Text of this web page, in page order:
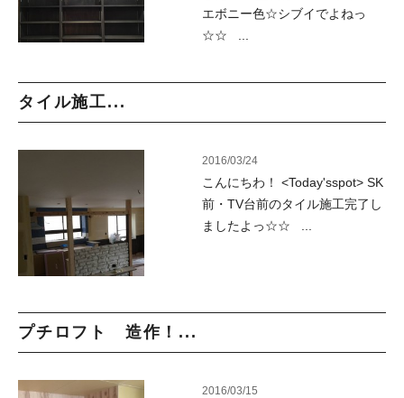
エボニー色☆シブイでよねっ
☆☆ ...
タイル施工...
2016/03/24
こんにちわ！ <Today'sspot> SK
前・TV台前のタイル施工完了し
ましたよっ☆☆ ...
プチロフト 造作！...
2016/03/15